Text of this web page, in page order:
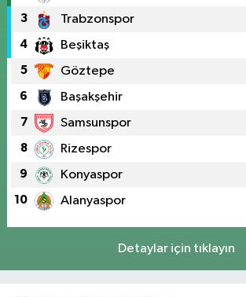
3 Trabzonspor
4 Beşiktaş
5 Göztepe
6 Başakşehir
7 Samsunspor
8 Rizespor
9 Konyaspor
10 Alanyaspor
Detaylar için tıklayın